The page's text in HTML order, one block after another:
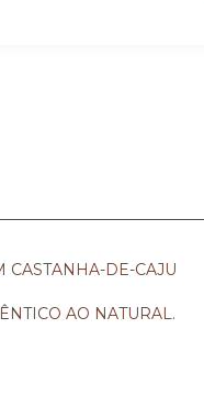
CASTANHA-DE-CAJU
AO NATURAL.